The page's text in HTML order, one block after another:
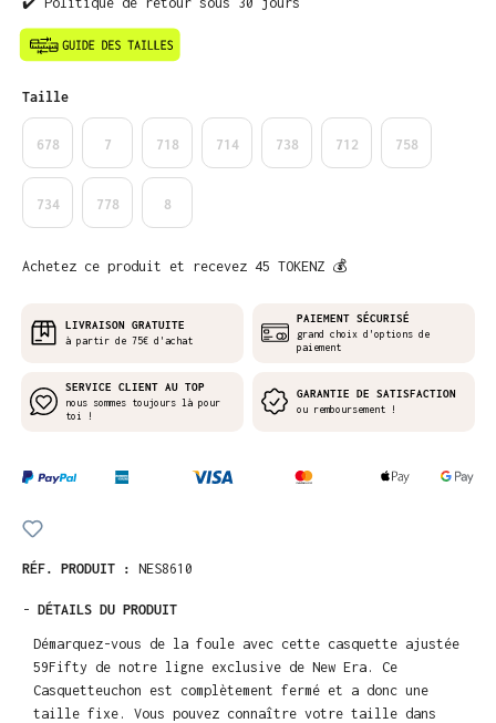
Sélectionnez
Taille
678 7 718 714 738 712 758
734 778 8
Achetez ce produit et recevez 45 TOKENZ 💰
LIVRAISON GRATUITE
à partir de 75€ d'achat
PAIEMENT SÉCURISÉ
grand choix d'options de
paiement
SERVICE CLIENT AU TOP
nous sommes toujours là pour
toi !
GARANTIE DE SATISFACTION
ou remboursement !
RÉF. PRODUIT : NES8610
- DÉTAILS DU PRODUIT
Démarquez-vous de la foule avec cette casquette ajustée
59Fifty de notre ligne exclusive de New Era. Ce
Casquetteuchon est complètement fermé et a donc une
taille fixe. Vous pouvez connaître votre taille dans